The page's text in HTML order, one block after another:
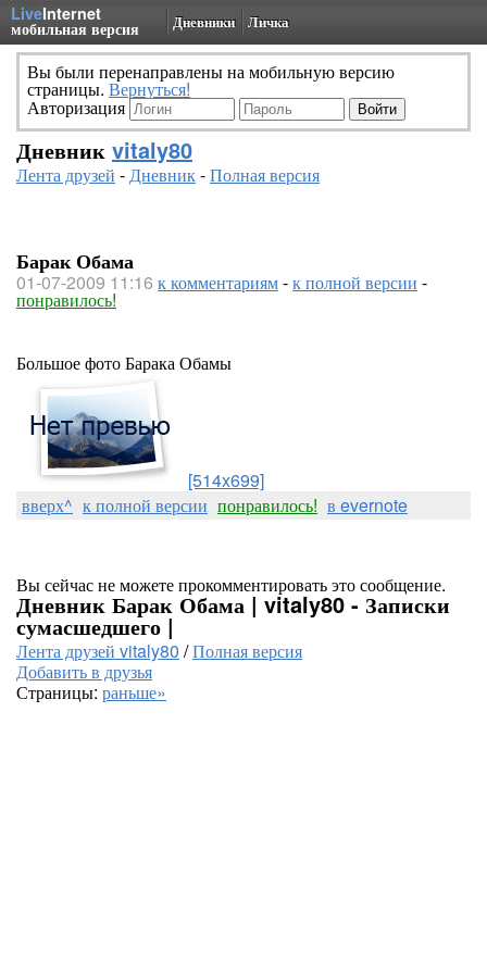
LiveInternet
мобильная версия Дневники Личка
Вы были перенаправлены на мобильную версию
страницы. Вернуться!
Авторизация
Дневник vitaly80
Лента друзей -Дневник-Полная версия
Барак Обама
01-07-2009 11:16 к комментариям-к полной версии -
понравилось!
Большое фото Барака Обамы
[514x699]
вверх^ к полной версии понравилось! в evernote
Вы сейчас не можете прокомментировать это сообщение.
Дневник Барак Обама | vitaly80 - Записки
сумасшедшего |
Лента друзей vitaly80 /Полная версия
Добавить в друзья
Страницы: раньше»